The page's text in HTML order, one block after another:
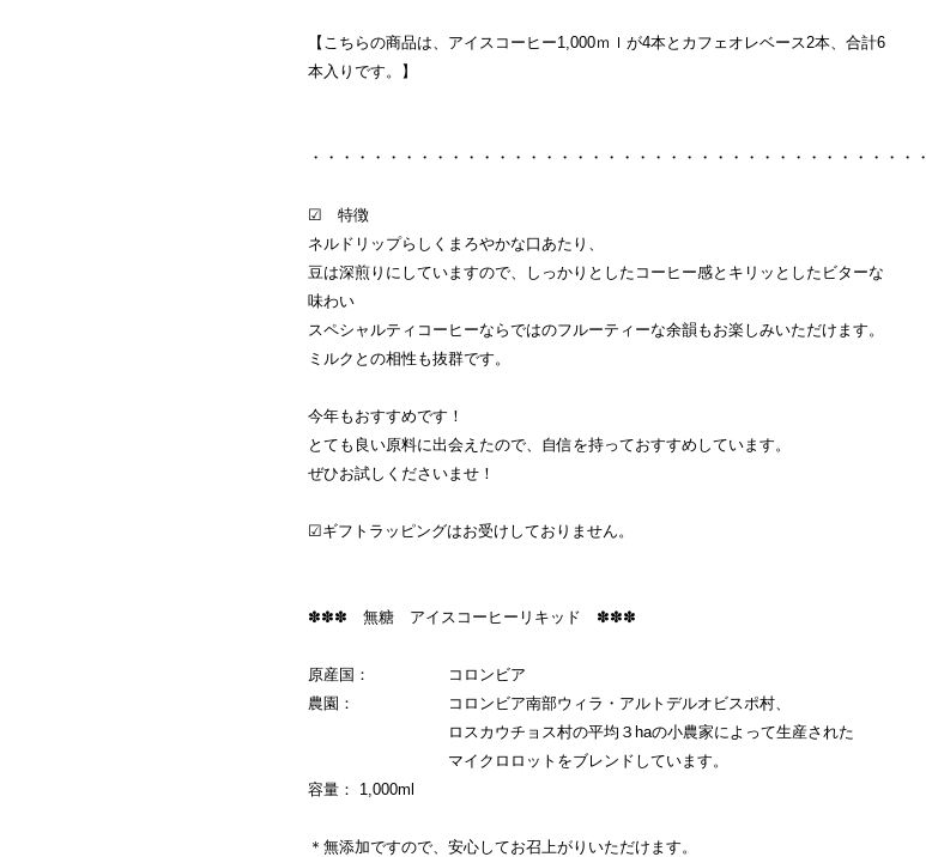
【こちらの商品は、アイスコーヒー1,000ｍｌが4本とカフェオレベース2本、合計6
本入りです。】
・・・・・・・・・・・・・・・・・・・・・・・・・・・・・・・・・・・・・・・・
☑ 特徴
ネルドリップらしくまろやかな口あたり、
豆は深煎りにしていますので、しっかりとしたコーヒー感とキリッとしたビターな
味わい
スペシャルティコーヒーならではのフルーティーな余韻もお楽しみいただけます。
ミルクとの相性も抜群です。
今年もおすすめです！
とても良い原料に出会えたので、自信を持っておすすめしています。
ぜひお試しくださいませ！
☑ギフトラッピングはお受けしておりません。
✽✽✽ 無糖 アイスコーヒーリキッド ✽✽✽
原産国： コロンビア
農園： コロンビア南部ウィラ・アルトデルオビスポ村、
ロスカウチョス村の平均３haの小農家によって生産された
マイクロロットをブレンドしています。
容量： 1,000ml
＊無添加ですので、安心してお召上がりいただけます。